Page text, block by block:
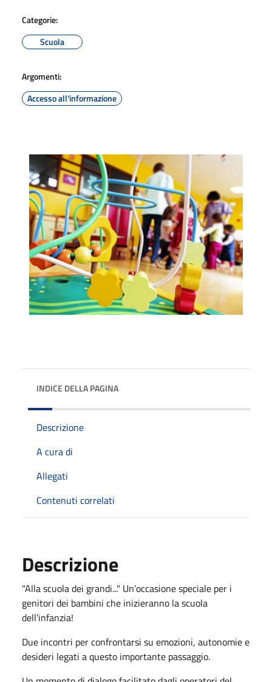
Categorie:
Scuola
Argomenti:
Accesso all'informazione
INDICE DELLA PAGINA
Descrizione
A cura di
Allegati
Contenuti correlati
Descrizione
"Alla scuola dei grandi..." Un’occasione speciale per i
genitori dei bambini che inizieranno la scuola
dell'infanzia!
Due incontri per confrontarsi su emozioni, autonomie e
desideri legati a questo importante passaggio.